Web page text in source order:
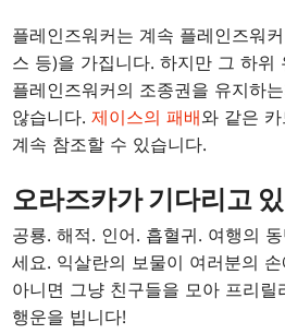
플레인즈워커는 계속 플레인즈워
스 등)을 가집니다. 하지만 그 하위
플레인즈워커의 조종권을 유지하
않습니다.제이스의 패배와 같은
계속 참조할 수 있습니다.
오라즈카가 기다리고
공룡. 해적. 인어. 흡혈귀. 여행의
세요. 익살란의 보물이 여러분의
아니면 그냥 친구들을 모아 프리
행운을 빕니다!